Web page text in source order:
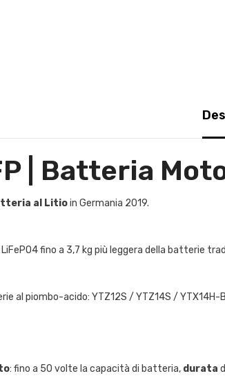
| Batteria
al Litioin Germania 2019.
fino a 3,7 kg più leggera della batterie
al piombo-acido: YTZ12S / YTZ14S /
: fino a 50 volte la capacità di batteria, durata